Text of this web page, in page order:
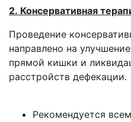
2. Консервативная
Проведение
направлено на
прямой кишки и
расстройств дефекации.
Рекомендуется